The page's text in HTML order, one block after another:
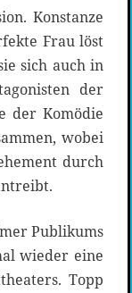
Konstanze
Frau löst
sich auch in
der
der Komödie
wobei
durch
Publikums
wieder eine
Topp